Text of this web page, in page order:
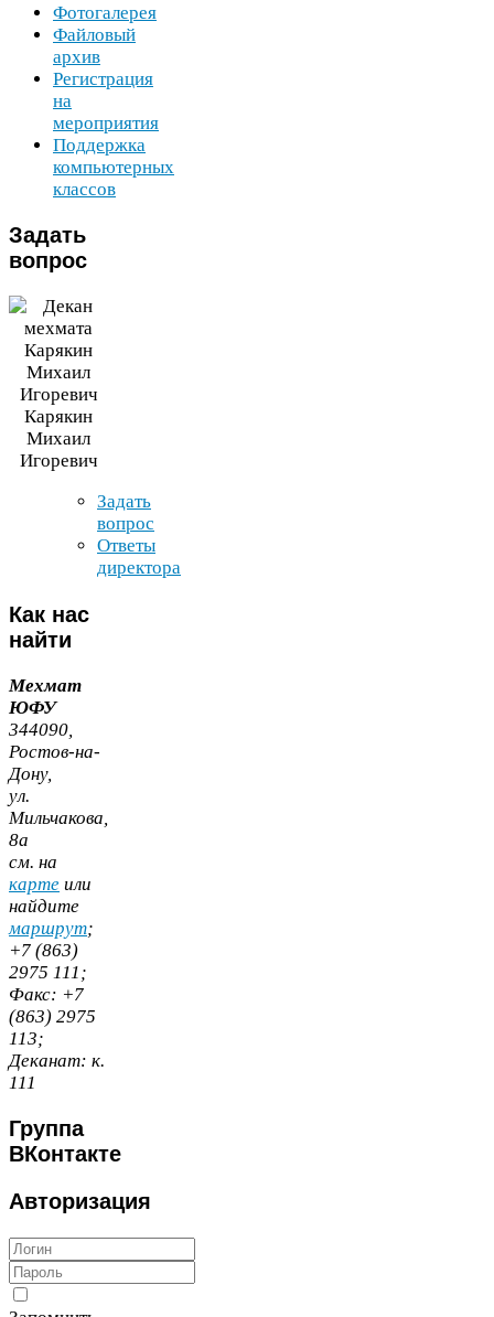
Фотогалерея
Файловый
архив
Регистрация
на
мероприятия
Поддержка
компьютерных
классов
Задать
вопрос
Карякин
Михаил
Игоревич
Задать
вопрос
Ответы
директора
Как нас
найти
Мехмат
ЮФУ
344090,
Ростов-​на-​
Дону,
ул.
Мильчакова,
8а
cм. на
карте или
найдите
маршрут;
+7 (863)
2975 111;
Факс: +7
(863) 2975
113;
Деканат: к.
111
Группа
ВКонтакте
Авторизация